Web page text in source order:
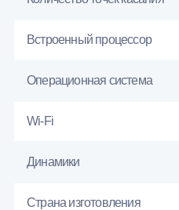
Встроенный процессор
Операционная система
Wi-Fi
Динамики
Страна изготовления